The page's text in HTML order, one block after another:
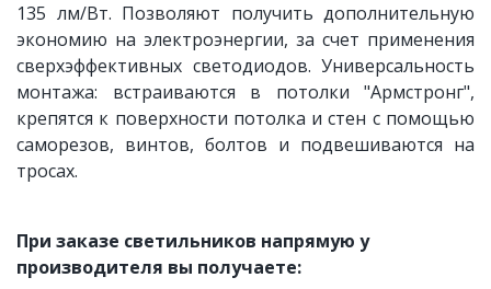
135 лм/Вт. Позволяют получить дополнительную
экономию на электроэнергии, за счет применения
сверхэффективных светодиодов. Универсальность
монтажа: встраиваются в потолки "Армстронг",
крепятся к поверхности потолка и стен с помощью
саморезов, винтов, болтов и подвешиваются на
тросах.
При заказе светильников напрямую у
производителя вы получаете: